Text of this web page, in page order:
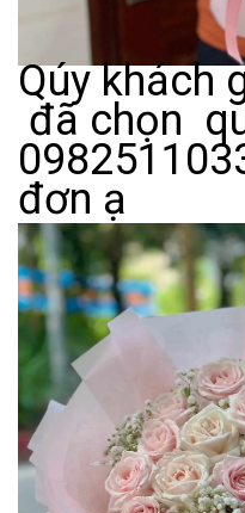
Qúy khách
đã chọn
đơn ạ